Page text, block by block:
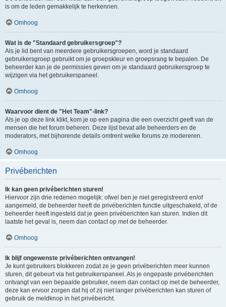
is om de leden gemakkelijk te herkennen.
Omhoog
Wat is de "Standaard gebruikersgroep"?
Als je lid bent van meerdere gebruikersgroepen, word je standaard
gebruikersgroep gebruikt om je groepskleur en groepsrang te bepalen. De
beheerder kan je de permissies geven om je standaard gebruikersgroep te
wijzigen via het gebruikerspaneel.
Omhoog
Waarvoor dient de "Het Team"-link?
Als je op deze link klikt, kom je op een pagina die een overzicht geeft van de
mensen die het forum beheren. Deze lijst bevat alle beheerders en de
moderators, met bijhorende details omtrent welke forums ze modereren.
Omhoog
Privéberichten
Ik kan geen privéberichten sturen!
Hiervoor zijn drie redenen mogelijk: ofwel ben je niet geregistreerd en/of
aangemeld, de beheerder heeft de privéberichten functie uitgeschakeld, of de
beheerder heeft ingesteld dat je geen privéberichten kan sturen. Indien dit
laatste het geval is, neem dan contact op met de beheerder.
Omhoog
Ik blijf ongewenste privéberichten ontvangen!
Je kunt gebruikers blokkeren zodat ze je geen privéberichten meer kunnen
sturen, dit gebeurt via het gebruikerspaneel. Als je ongepaste privéberichten
ontvangt van een bepaalde gebruiker, neem dan contact op met de beheerder,
deze kan ervoor zorgen dat hij of zij niet langer privéberichten kan sturen of
gebruik de meldknop in het privébericht.